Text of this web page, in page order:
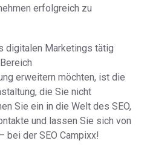
erfolgreich zu
digitalen Marketings tätig
erweitern möchten, ist die
die Sie nicht
Sie ein in die Welt des SEO,
und lassen Sie sich von
bei der SEO Campixx!